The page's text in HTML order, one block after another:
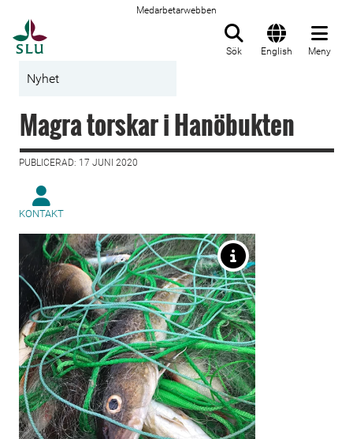
Medarbetarwebben
Sök English Meny
Nyhet
Magra torskar i Hanöbukten
PUBLICERAD: 17 JUNI 2020
KONTAKT